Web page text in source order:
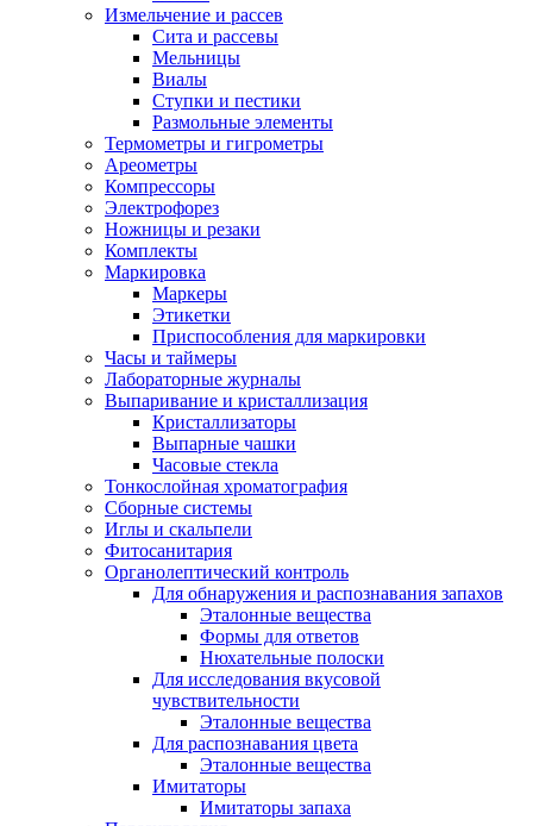
Измельчение и рассев
Сита и рассевы
Мельницы
Виалы
Ступки и пестики
Размольные элементы
Термометры и гигрометры
Ареометры
Компрессоры
Электрофорез
Ножницы и резаки
Комплекты
Маркировка
Маркеры
Этикетки
Приспособления для маркировки
Часы и таймеры
Лабораторные журналы
Выпаривание и кристаллизация
Кристаллизаторы
Выпарные чашки
Часовые стекла
Тонкослойная хроматография
Сборные системы
Иглы и скальпели
Фитосанитария
Органолептический контроль
Для обнаружения и распознавания запахов
Эталонные вещества
Формы для ответов
Нюхательные полоски
Для исследования вкусовой
чувствительности
Эталонные вещества
Для распознавания цвета
Эталонные вещества
Имитаторы
Имитаторы запаха